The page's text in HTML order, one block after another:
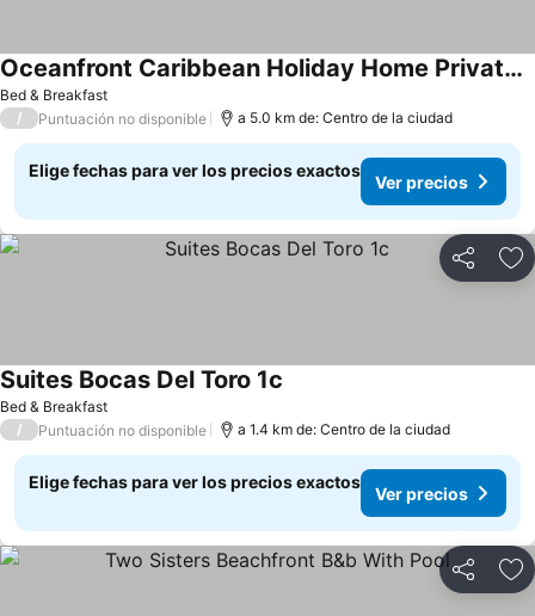
Bed & Breakfast
Oceanfront Caribbean Holiday Home Private Entrance
Ver precios
/ Puntuación no disponible a 5.0 km de: Centro de la ciudad
Elige fechas para ver los precios exactos
Ver precios
Compartir
Bed & Breakfast
Suites Bocas Del Toro 1c
/ Puntuación no disponible a 1.4 km de: Centro de la ciudad
Elige fechas para ver los precios exactos
Ver precios
Compartir